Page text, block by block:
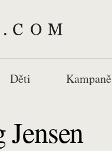
Děti Kampaně
Jensen